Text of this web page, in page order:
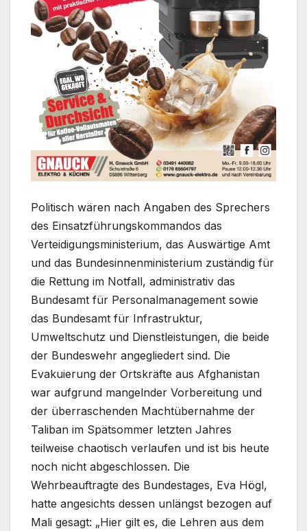
Politisch wären nach Angaben des Sprechers
des Einsatzführungskommandos das
Verteidigungsministerium, das Auswärtige Amt
und das Bundesinnenministerium zuständig für
die Rettung im Notfall, administrativ das
Bundesamt für Personalmanagement sowie
das Bundesamt für Infrastruktur,
Umweltschutz und Dienstleistungen, die beide
der Bundeswehr angegliedert sind. Die
Evakuierung der Ortskräfte aus Afghanistan
war aufgrund mangelnder Vorbereitung und
der überraschenden Machtübernahme der
Taliban im Spätsommer letzten Jahres
teilweise chaotisch verlaufen und ist bis heute
noch nicht abgeschlossen. Die
Wehrbeauftragte des Bundestages, Eva Högl,
hatte angesichts dessen unlängst bezogen auf
Mali gesagt: „Hier gilt es, die Lehren aus dem